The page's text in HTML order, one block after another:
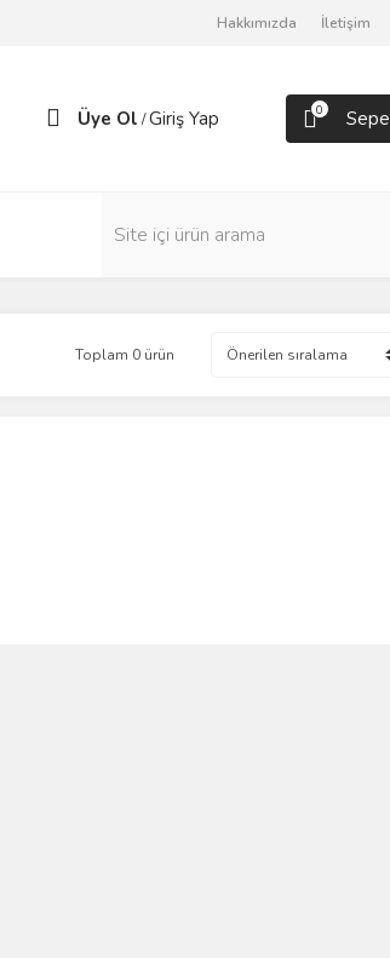
Hakkımızda İletişim
Üye Ol /Giriş Yap 0
Toplam 0 ürün